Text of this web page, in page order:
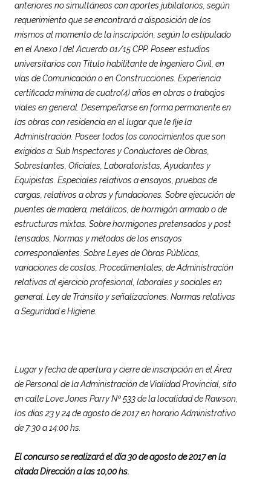
anteriores no simultáneos con aportes jubilatorios, según
requerimiento que se encontrará a disposición de los
mismos al momento de la inscripción, según lo estipulado
en el Anexo I del Acuerdo 01/15 CPP. Poseer estudios
universitarios con Título habilitante de Ingeniero Civil, en
vías de Comunicación o en Construcciones. Experiencia
certificada mínima de cuatro(4) años en obras o trabajos
viales en general. Desempeñarse en forma permanente en
las obras con residencia en el lugar que le fije la
Administración. Poseer todos los conocimientos que son
exigidos a: Sub Inspectores y Conductores de Obras,
Sobrestantes, Oficiales, Laboratoristas, Ayudantes y
Equipistas. Especiales relativos a ensayos, pruebas de
cargas, relativos a obras y fundaciones. Sobre ejecución de
puentes de madera, metálicos, de hormigón armado o de
estructuras mixtas. Sobre hormigones pretensados y post
tensados, Normas y métodos de los ensayos
correspondientes. Sobre Leyes de Obras Públicas,
variaciones de costos, Procedimentales, de Administración
relativas al ejercicio profesional, laborales y sociales en
general. Ley de Tránsito y señalizaciones. Normas relativas
a Seguridad e Higiene.
Lugar y fecha de apertura y cierre de inscripción en el Área
de Personal de la Administración de Vialidad Provincial, sito
en calle Love Jones Parry Nº 533 de la localidad de Rawson,
los días 23 y 24 de agosto de 2017 en horario Administrativo
de 7:30 a 14:00 hs.
El concurso se realizará el día 30 de agosto de 2017 en la
citada Dirección a las 10,00 hs.